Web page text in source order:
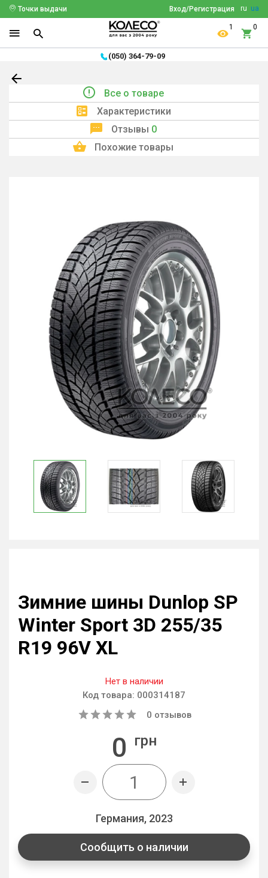
ru ua
Вход/Регистрация
Точки выдачи
1 0
(050) 364-79-09
Все о товаре
Характеристики
Отзывы 0
Похожие товары
Зимние шины Dunlop SP
Winter Sport 3D 255/35
R19 96V XL
Нет в наличии
Код товара: 000314187
0 отзывов
0 грн
Германия, 2023
Сообщить о наличии